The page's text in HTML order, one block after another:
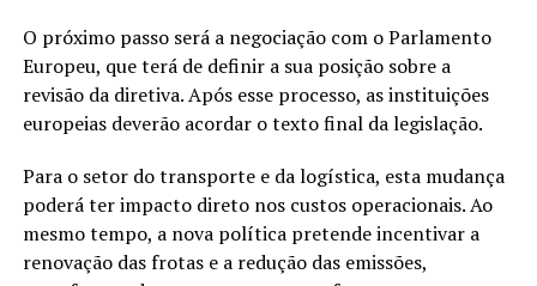
O próximo passo será a negociação com o Parlamento
Europeu, que terá de definir a sua posição sobre a
revisão da diretiva. Após esse processo, as instituições
europeias deverão acordar o texto final da legislação.
Para o setor do transporte e da logística, esta mudança
poderá ter impacto direto nos custos operacionais. Ao
mesmo tempo, a nova política pretende incentivar a
renovação das frotas e a redução das emissões,